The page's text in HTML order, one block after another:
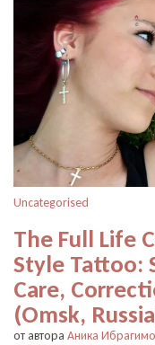
Uncategorised
The Full Life
Style Tattoo:
Care,
(Omsk,
от автора Аника